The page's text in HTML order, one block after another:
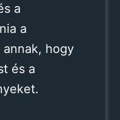
a
a
hogy
és a